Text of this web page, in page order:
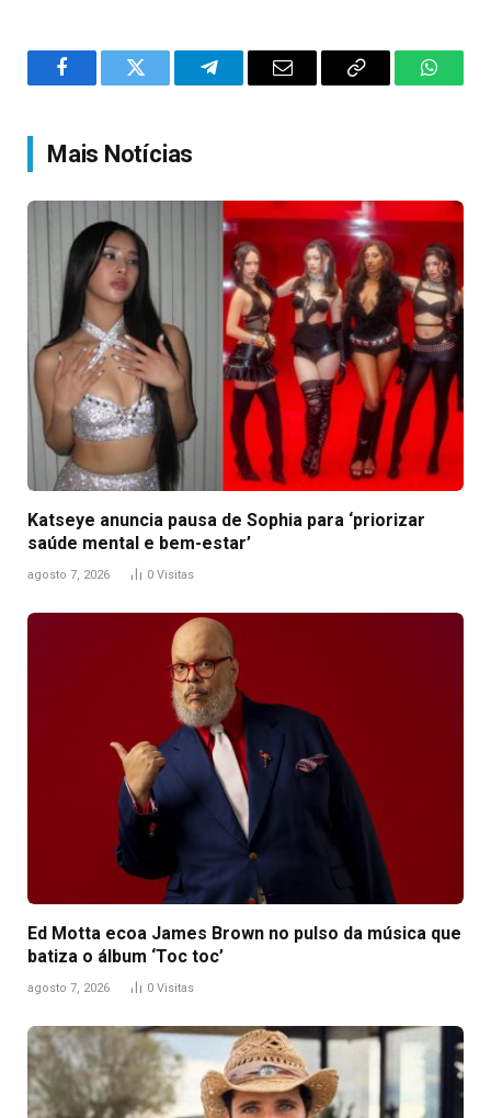
FacebookTwitter TelegramEmail
Copy
Mais Notícias
Katseye anuncia pausa de Sophia para ‘priorizar
saúde mental e bem-estar’
agosto 7, 2026 0 Visitas
Ed Motta ecoa James Brown no pulso da música que
batiza o álbum ‘Toc toc’
agosto 7, 2026 0 Visitas